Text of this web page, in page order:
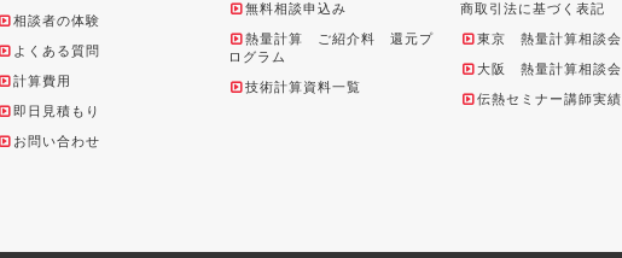
相談者の体験
よくある質問
計算費用
即日見積もり
お問い合わせ
無料相談申込み
熱量計算 ご紹介料 還元プ
ログラム
技術計算資料一覧
商取引法に基づく表記
東京 熱量計算相談会
大阪 熱量計算相談会
伝熱セミナー講師実績